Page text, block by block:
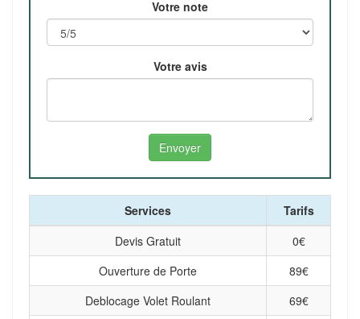
Votre note
Votre avis
Services
Tarifs
Devis Gratuit
0€
Ouverture de Porte
89€
Deblocage Volet Roulant
69€